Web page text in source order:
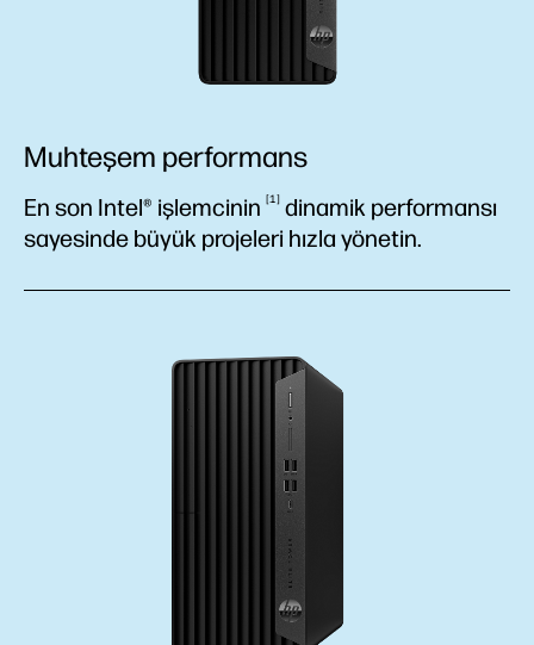
Muhteşem performans
En son Intel® işlemcinin 1
dinamik performansı
sayesinde büyük projeleri hızla yönetin.